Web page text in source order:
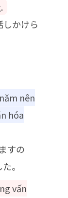
しかけら
nên
hóa
すの
。
vấn